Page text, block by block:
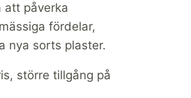
att påverka
fördelar,
nya sorts plaster.
större tillgång på